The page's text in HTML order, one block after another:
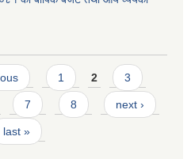
1 2 3
7 8 next ›
last »